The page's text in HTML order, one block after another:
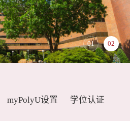
01 02
myPolyU设置
学位认证